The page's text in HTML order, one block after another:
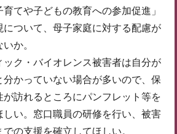
育てや子どもの教育への参加促進」
について、母子家庭に対する配慮が
か。
ック・バイオレンス被害者は自分が
分かっていない場合が多いので、保
が訪れるところにパンフレット等を
しい。窓口職員の研修を行い、被害
の支援を確立してほしい。